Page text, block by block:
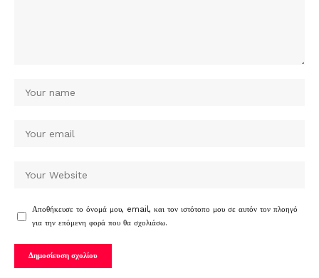
Αποθήκευσε το όνομά μου, email, και τον ιστότοπο μου σε αυτόν τον πλοηγό
για την επόμενη φορά που θα σχολιάσω.